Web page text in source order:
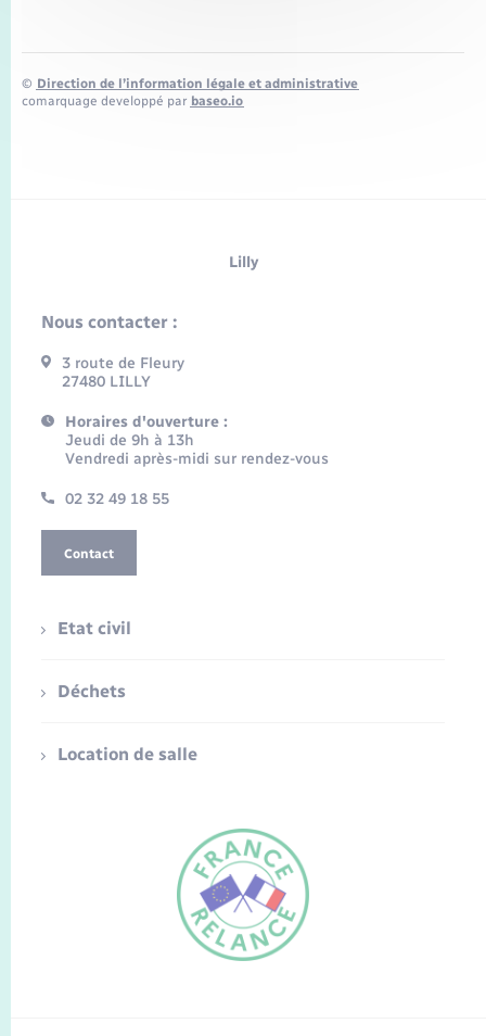
© Direction de l’information légale et administrative
comarquage developpé par baseo.io
Lilly
Nous contacter :
3 route de Fleury
27480 LILLY
Horaires d'ouverture :
Jeudi de 9h à 13h
Vendredi après-midi sur rendez-vous
02 32 49 18 55
Contact
Etat civil
Déchets
Location de salle